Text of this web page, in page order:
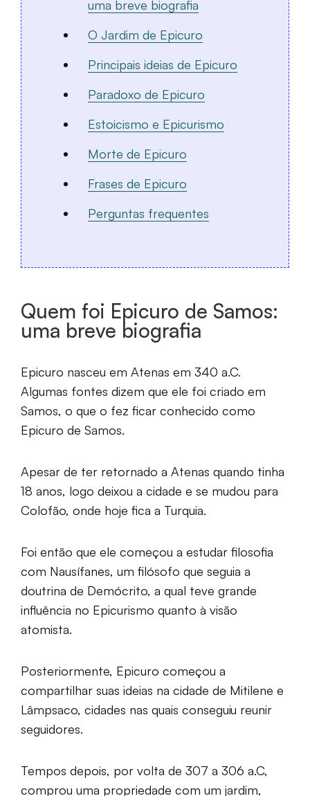
uma breve biografia
O Jardim de Epicuro
Principais ideias de Epicuro
Paradoxo de Epicuro
Estoicismo e Epicurismo
Morte de Epicuro
Frases de Epicuro
Perguntas frequentes
Quem foi Epicuro de Samos:
uma breve biografia
Epicuro nasceu em Atenas em 340 a.C.
Algumas fontes dizem que ele foi criado em
Samos, o que o fez ficar conhecido como
Epicuro de Samos.
Apesar de ter retornado a Atenas quando tinha
18 anos, logo deixou a cidade e se mudou para
Colofão, onde hoje fica a Turquia.
Foi então que ele começou a estudar filosofia
com Nausífanes, um filósofo que seguia a
doutrina de Demócrito, a qual teve grande
influência no Epicurismo quanto à visão
atomista.
Posteriormente, Epicuro começou a
compartilhar suas ideias na cidade de Mitilene e
Lâmpsaco, cidades nas quais conseguiu reunir
seguidores.
Tempos depois, por volta de 307 a 306 a.C,
comprou uma propriedade com um jardim,